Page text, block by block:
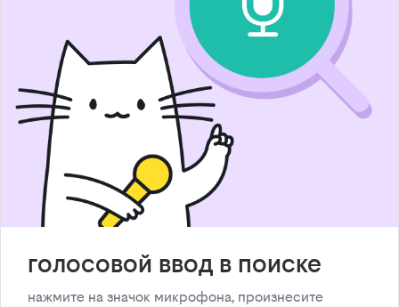
голосовой ввод в поиске
нажмите на значок микрофона, произнесите